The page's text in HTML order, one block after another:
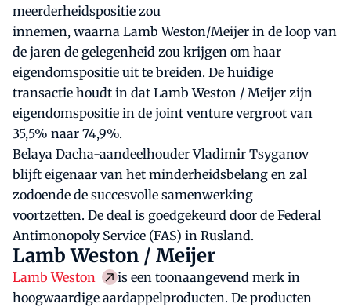
meerderheidspositie zou
innemen, waarna Lamb Weston/Meijer in de loop van
de jaren de gelegenheid zou krijgen om haar
eigendomspositie uit te breiden. De huidige
transactie houdt in dat Lamb Weston / Meijer zijn
eigendomspositie in de joint venture vergroot van
35,5% naar 74,9%.
Belaya Dacha-aandeelhouder Vladimir Tsyganov
blijft eigenaar van het minderheidsbelang en zal
zodoende de succesvolle samenwerking
voortzetten. De deal is goedgekeurd door de Federal
Antimonopoly Service (FAS) in Rusland.
Lamb Weston / Meijer
Lamb Weston
is een toonaangevend merk in
hoogwaardige aardappelproducten. De producten